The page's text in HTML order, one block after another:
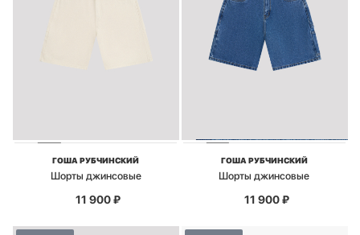
ГОША РУБЧИНСКИЙ
Шорты джинсовые
11 900₽
ГОША РУБЧИНСКИЙ
Шорты джинсовые
11 900₽